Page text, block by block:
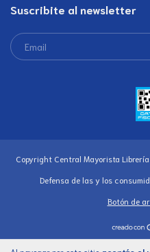
Suscribite al newsletter
Copyright Central Mayorista
Defensa de las y los
Botón de